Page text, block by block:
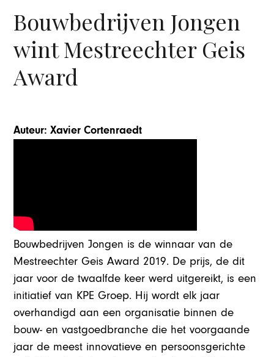
Bouwbedrijven Jongen
wint Mestreechter Geis
Award
Auteur: Xavier Cortenraedt
Bouwbedrijven Jongen is de winnaar van de
Mestreechter Geis Award 2019. De prijs, de dit
jaar voor de twaalfde keer werd uitgereikt, is een
initiatief van KPE Groep. Hij wordt elk jaar
overhandigd aan een organisatie binnen de
bouw- en vastgoedbranche die het voorgaande
jaar de meest innovatieve en persoonsgerichte